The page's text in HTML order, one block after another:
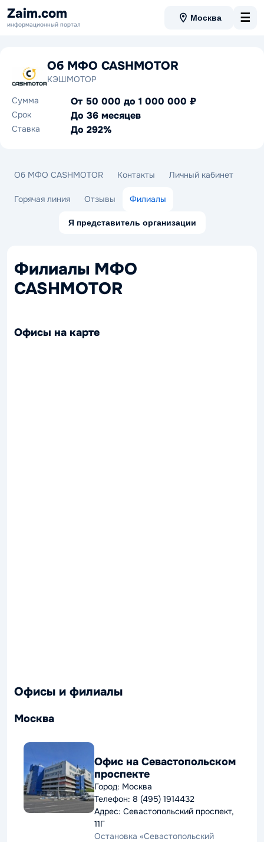
Zaim.com
информационный портал
Москва ☰
Об МФО CASHMOTOR
КЭШМОТОР
Сумма
От 50 000 до 1 000 000 ₽
Срок До 36 месяцев
Ставка До 292%
Об МФО CASHMOTOR Контакты Личный кабинет
Горячая линия Отзывы Филиалы
Я представитель организации
Филиалы МФО
CASHMOTOR
Офисы на карте
Офисы и филиалы
Москва
Офис на Севастопольском
проспекте
Город: Москва
Телефон: 8 (495) 1914432
Адрес: Севастопольский проспект,
11Г
Остановка «Севастопольский